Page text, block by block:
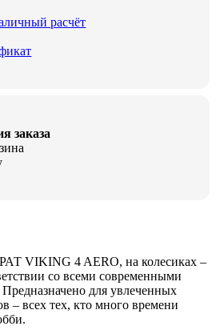
расчёт
заказа
VIKING 4 AERO, на колесиках –
со всеми современными
для увлеченных
– всех тех, кто много времени